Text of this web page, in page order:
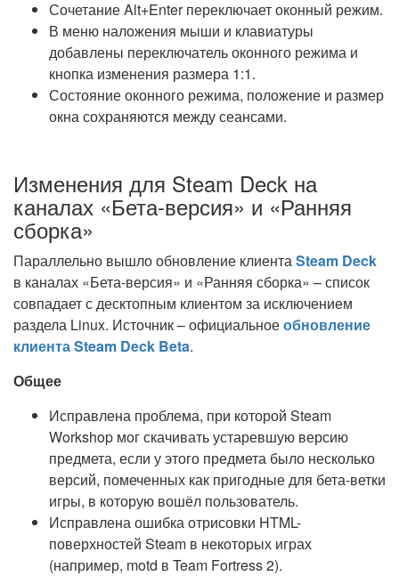
Сочетание Alt+Enter переключает оконный режим.
В меню наложения мыши и клавиатуры
добавлены переключатель оконного режима и
кнопка изменения размера 1:1.
Состояние оконного режима, положение и размер
окна сохраняются между сеансами.
Изменения для Steam Deck на
каналах «Бета-версия» и «Ранняя
сборка»
Параллельно вышло обновление клиентаSteam Deck
в каналах «Бета-версия» и «Ранняя сборка» – список
совпадает с десктопным клиентом за исключением
раздела Linux. Источник – официальноеобновление
клиента Steam Deck Beta.
Общее
Исправлена проблема, при которой Steam
Workshop мог скачивать устаревшую версию
предмета, если у этого предмета было несколько
версий, помеченных как пригодные для бета-ветки
игры, в которую вошёл пользователь.
Исправлена ошибка отрисовки HTML-
поверхностей Steam в некоторых играх
(например, motd в Team Fortress 2).